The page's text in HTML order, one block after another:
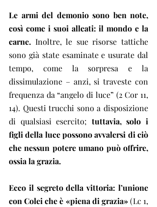
Le armi del demonio sono ben note,
così come i suoi alleati: il mondo e la
carne. Inoltre, le sue risorse tattiche
sono già state esaminate e usurate dal
tempo, come la sorpresa e la
dissimulazione – anzi, si traveste con
frequenza da “angelo di luce” (2 Cor 11,
14). Questi trucchi sono a disposizione
di qualsiasi esercito; tuttavia, solo i
figli della luce possono avvalersi di ciò
che nessun potere umano può offrire,
ossia la grazia.
Ecco il segreto della vittoria: l’unione
con Colei che è «piena di grazia» (Lc 1,